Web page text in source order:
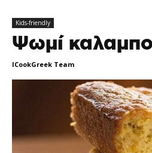
Kids-friendly
Ψωμί
ICookGreek Team